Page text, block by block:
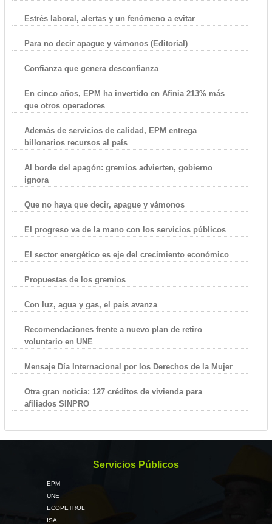
Estrés laboral, alertas y un fenómeno a evitar
Para no decir apague y vámonos (Editorial)
Confianza que genera desconfianza
En cinco años, EPM ha invertido en Afinia 213% más
que otros operadores
Además de servicios de calidad, EPM entrega
billonarios recursos al país
Al borde del apagón: gremios advierten, gobierno
ignora
Que no haya que decir, apague y vámonos
El progreso va de la mano con los servicios públicos
El sector energético es eje del crecimiento económico
Propuestas de los gremios
Con luz, agua y gas, el país avanza
Recomendaciones frente a nuevo plan de retiro
voluntario en UNE
Mensaje Día Internacional por los Derechos de la Mujer
Otra gran noticia: 127 créditos de vivienda para
afiliados SINPRO
Servicios Públicos
EPM
UNE
ECOPETROL
ISA